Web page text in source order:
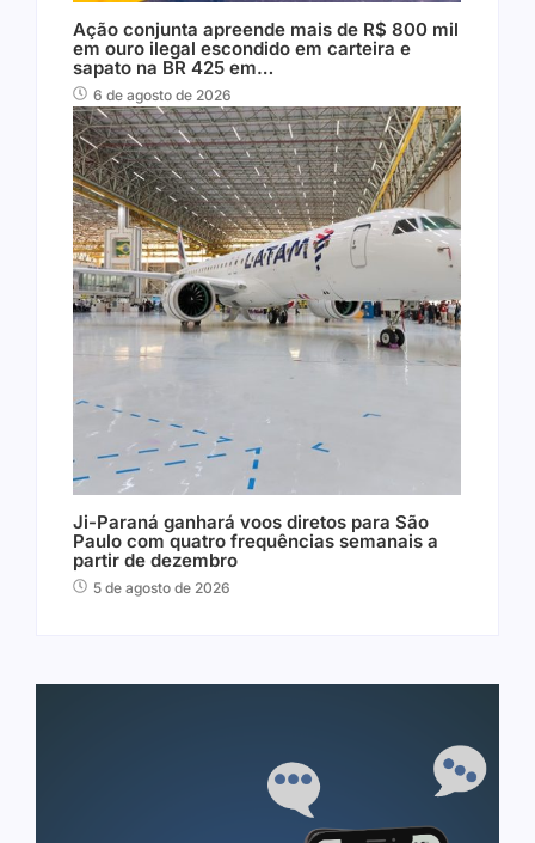
Ação conjunta apreende mais de R$ 800 mil
em ouro ilegal escondido em carteira e
sapato na BR 425 em…
6 de agosto de 2026
Ji-Paraná ganhará voos diretos para São
Paulo com quatro frequências semanais a
partir de dezembro
5 de agosto de 2026